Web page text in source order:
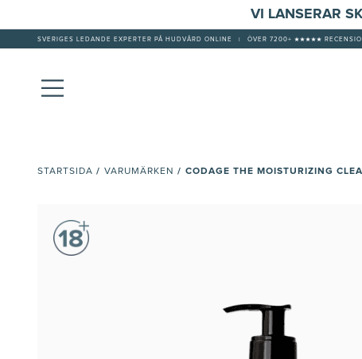
VI LANSERAR
SVERIGES LEDANDE EXPERTER PÅ HUDVÅRD ONLINE ÖVER 7200+ ★★★★★
STARTSIDA / VARUMÄRKEN / CODAGE THE MOISTURIZING